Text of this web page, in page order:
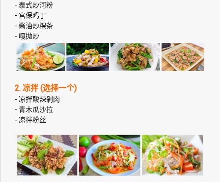
- 泰式炒河粉
- 宫保鸡丁
- 酱油炒粿条
- 嘎拋炒
2. 凉拌 (选择一个)
- 凉拌酸辣剁肉
- 青木瓜沙拉
- 凉拌粉丝